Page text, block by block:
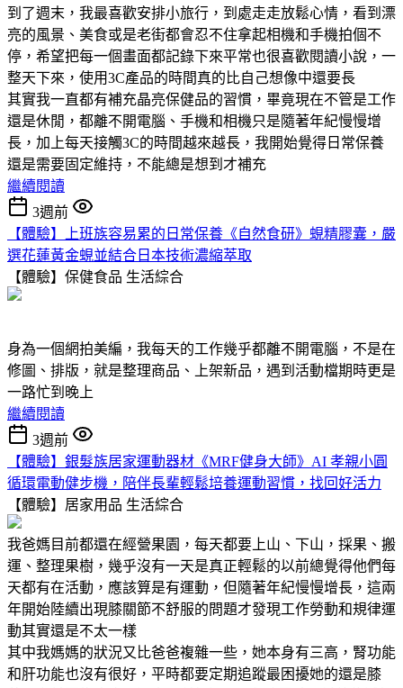
到了週末，我最喜歡安排小旅行，到處走走放鬆心情，看到漂
亮的風景、美食或是老街都會忍不住拿起相機和手機拍個不
停，希望把每一個畫面都記錄下來平常也很喜歡閱讀小說，一
整天下來，使用3C產品的時間真的比自己想像中還要長
其實我一直都有補充晶亮保健品的習慣，畢竟現在不管是工作
還是休閒，都離不開電腦、手機和相機只是隨著年紀慢慢增
長，加上每天接觸3C的時間越來越長，我開始覺得日常保養
還是需要固定維持，不能總是想到才補充
繼續閱讀
3週前
【體驗】上班族容易累的日常保養《自然食研》蜆精膠囊，嚴
選花蓮黃金蜆並結合日本技術濃縮萃取
【體驗】保健食品 生活綜合
身為一個網拍美編，我每天的工作幾乎都離不開電腦，不是在
修圖、排版，就是整理商品、上架新品，遇到活動檔期時更是
一路忙到晚上
繼續閱讀
3週前
【體驗】銀髮族居家運動器材《MRF健身大師》AI 孝親小圓
循環電動健步機，陪伴長輩輕鬆培養運動習慣，找回好活力
【體驗】居家用品 生活綜合
我爸媽目前都還在經營果園，每天都要上山、下山，採果、搬
運、整理果樹，幾乎沒有一天是真正輕鬆的以前總覺得他們每
天都有在活動，應該算是有運動，但隨著年紀慢慢增長，這兩
年開始陸續出現膝關節不舒服的問題才發現工作勞動和規律運
動其實還是不太一樣
其中我媽媽的狀況又比爸爸複雜一些，她本身有三高，腎功能
和肝功能也沒有很好，平時都要定期追蹤最困擾她的還是膝